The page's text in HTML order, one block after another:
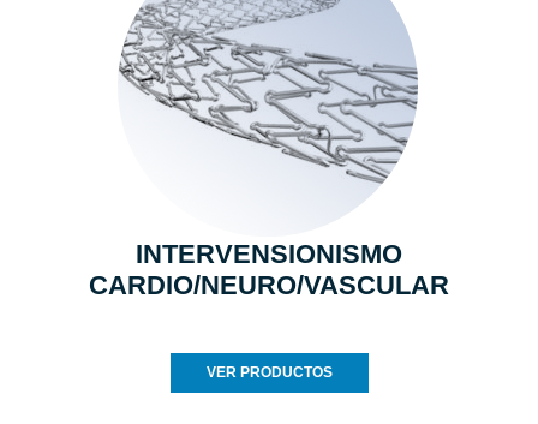
INTERVENSIONISMO
CARDIO/NEURO/VASCULAR
VER PRODUCTOS